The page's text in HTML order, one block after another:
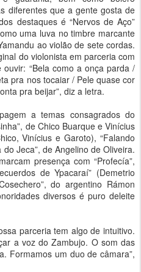
diferentes que a gente gosta de
destaques é “Nervos de Aço”
uma luva no timbre marcante
ao violão de sete cordas.
do violonista em parceria com
“Bela como a onça parda /
pra nos tocaiar / Pele quase cor
pra beijar”, diz a letra.
a temas consagrados do
de Chico Buarque e Vinícius
Vinícius e Garoto), “Falando
Jeca”, de Angelino de Oliveira.
presença com “Profecía”,
de Ypacaraí” (Demetrio
do argentino Rámon
diversos é puro deleite
parceria tem algo de intuitivo.
a voz do Zambujo. O som das
Formamos um duo de câmara”,